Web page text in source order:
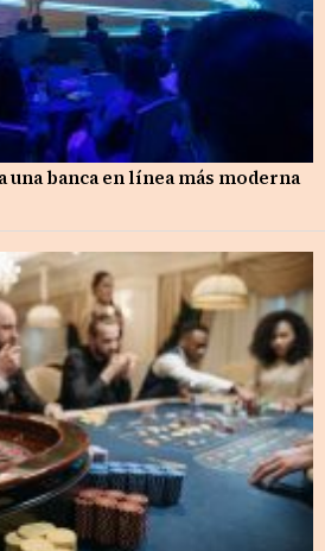
una banca en línea más moderna